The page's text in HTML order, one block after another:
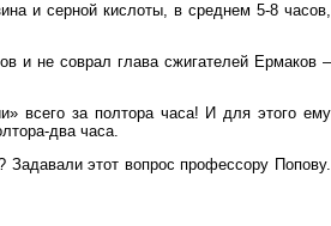
и серной кислоты, в среднем 5-8 часов,
и не соврал глава сжигателей Ермаков –
всего за полтора часа! И для этого ему
два часа.
этот вопрос профессору Попову.